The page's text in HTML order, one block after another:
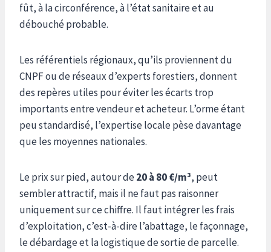
fût, à la circonférence, à l’état sanitaire et au
débouché probable.
Les référentiels régionaux, qu’ils proviennent du
CNPF ou de réseaux d’experts forestiers, donnent
des repères utiles pour éviter les écarts trop
importants entre vendeur et acheteur. L’orme étant
peu standardisé, l’expertise locale pèse davantage
que les moyennes nationales.
Le prix sur pied, autour de20 à 80 €/m³, peut
sembler attractif, mais il ne faut pas raisonner
uniquement sur ce chiffre. Il faut intégrer les frais
d’exploitation, c’est-à-dire l’abattage, le façonnage,
le débardage et la logistique de sortie de parcelle.